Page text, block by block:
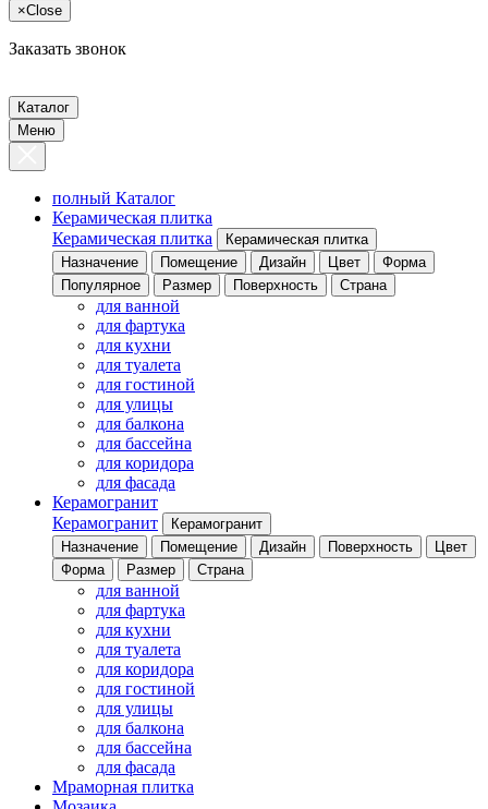
×Close
Заказать звонок
Каталог
Меню
полный Каталог
Керамическая плитка
Керамическая плитка
Керамическая плитка
Назначение
Помещение Дизайн Цвет
Форма
Популярное
Размер Поверхность Страна
для ванной
для фартука
для кухни
для туалета
для гостиной
для улицы
для балкона
для бассейна
для коридора
для фасада
Керамогранит
Керамогранит
Керамогранит
Назначение
Помещение Дизайн Поверхность
Цвет
Форма
Размер Страна
для ванной
для фартука
для кухни
для туалета
для коридора
для гостиной
для улицы
для балкона
для бассейна
для фасада
Мраморная плитка